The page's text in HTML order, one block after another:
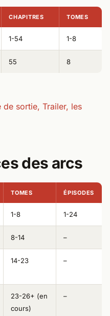
CHAPITRES TOMES
1-54 1-8
55 8
de sortie, Trailer, les
des arcs
TOMES ÉPISODES
1-8 1-24
8-14 –
14-23 –
23-26+ (en
cours)
–